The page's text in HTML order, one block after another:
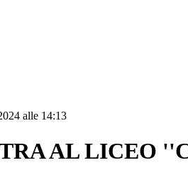
alle 14:13
AL LICEO